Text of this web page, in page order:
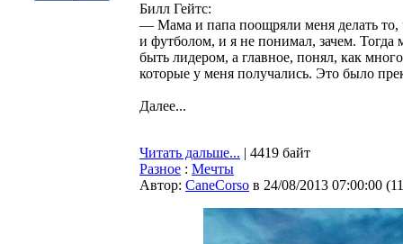
Билл Гейтс:
— Мама и папа поощряли меня делать то,
и футболом, и я не понимал, зачем. Тогда
быть лидером, а главное, понял, как
которые у меня получались. Это было
Далее...
Читать дальше... | 4419 байт
Разное : Мечты
Автор: CaneCorso в 24/08/2013 07:00:00 (